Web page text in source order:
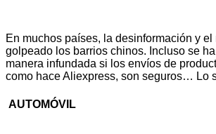
En muchos países, la desinformación y el
golpeado los barrios chinos. Incluso se
manera infundada si los envíos de
como hace Aliexpress, son seguros… Lo
AUTOMÓVIL